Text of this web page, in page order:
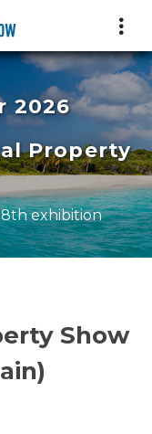
2026
Property
exhibition
Show